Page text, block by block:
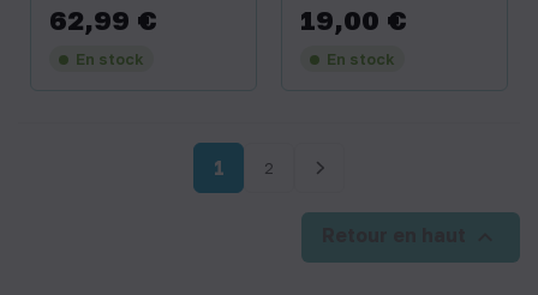
Prix
62,99 €
En stock
Prix
19,00 €
En stock
1 2